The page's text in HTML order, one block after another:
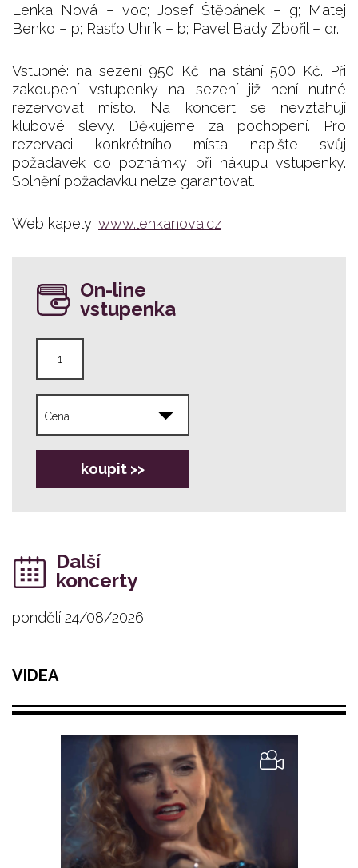
Lenka Nová – voc; Josef Štěpánek – g; Matej
Benko – p; Rasťo Uhrík – b; Pavel Bady Zbořil – dr.
Vstupné: na sezení 950 Kč, na stání 500 Kč. Při
zakoupení vstupenky na sezení již není nutné
rezervovat místo. Na koncert se nevztahují
klubové slevy. Děkujeme za pochopení. Pro
rezervaci konkrétního místa napište svůj
požadavek do poznámky při nákupu vstupenky.
Splnění požadavku nelze garantovat.
Web kapely: www.lenkanova.cz
On-line
vstupenka
koupit >>
Další
koncerty
pondělí 24/08/2026
VIDEA